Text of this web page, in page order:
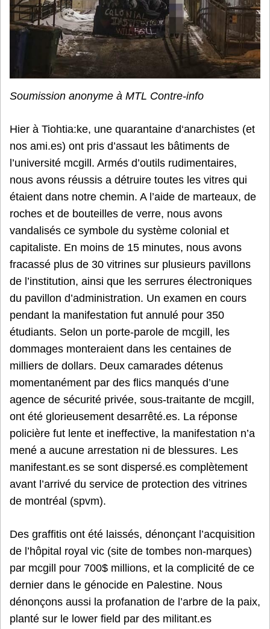
Soumission anonyme à MTL Contre-info
Hier à Tiohtia:ke, une quarantaine d‘anarchistes (et
nos ami.es) ont pris d’assaut les bâtiments de
l’université mcgill. Armés d’outils rudimentaires,
nous avons réussis a détruire toutes les vitres qui
étaient dans notre chemin. A l’aide de marteaux, de
roches et de bouteilles de verre, nous avons
vandalisés ce symbole du système colonial et
capitaliste. En moins de 15 minutes, nous avons
fracassé plus de 30 vitrines sur plusieurs pavillons
de l’institution, ainsi que les serrures électroniques
du pavillon d’administration. Un examen en cours
pendant la manifestation fut annulé pour 350
étudiants. Selon un porte-parole de mcgill, les
dommages monteraient dans les centaines de
milliers de dollars. Deux camarades détenus
momentanément par des flics manqués d’une
agence de sécurité privée, sous-traitante de mcgill,
ont été glorieusement desarrêté.es. La réponse
policière fut lente et ineffective, la manifestation n’a
mené a aucune arrestation ni de blessures. Les
manifestant.es se sont dispersé.es complètement
avant l’arrivé du service de protection des vitrines
de montréal (spvm).
Des graffitis ont été laissés, dénonçant l’acquisition
de l’hôpital royal vic (site de tombes non-marques)
par mcgill pour 700$ millions, et la complicité de ce
dernier dans le génocide en Palestine. Nous
dénonçons aussi la profanation de l’arbre de la paix,
planté sur le lower field par des militant.es